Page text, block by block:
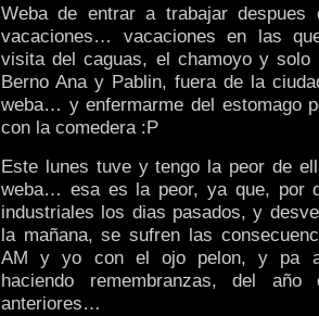
Weba de entrar a trabajar despues
vacaciones… vacaciones en las
visita del caguas, el chamoyo y
Berno Ana y Pablin, fuera de la
weba… y enfermarme del estomago
con la comedera :P
Este lunes tuve y tengo la peor de
weba… esa es la peor, ya que, por
industriales los dias pasados, y
la mañana, se sufren las
AM y yo con el ojo pelon, y pa
haciendo remembranzas, del
anteriores…